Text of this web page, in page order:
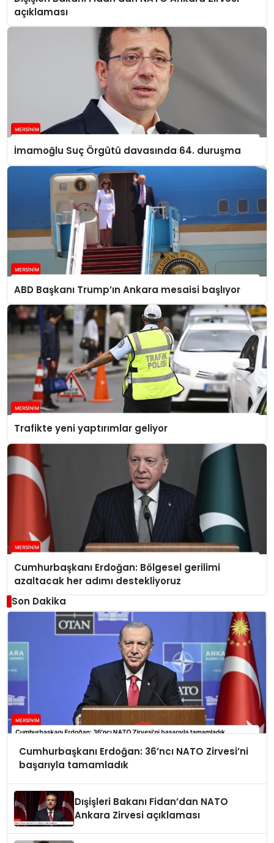
açıklaması
İmamoğlu Suç Örgütü davasında 64. duruşma
ABD Başkanı Trump’ın Ankara mesaisi başlıyor
Trafikte yeni yaptırımlar geliyor
Cumhurbaşkanı Erdoğan: Bölgesel gerilimi
azaltacak her adımı destekliyoruz
Son Dakika
Cumhurbaşkanı Erdoğan: 36’ncı NATO Zirvesi’ni
başarıyla tamamladık
Dışişleri Bakanı Fidan’dan NATO
Ankara Zirvesi açıklaması